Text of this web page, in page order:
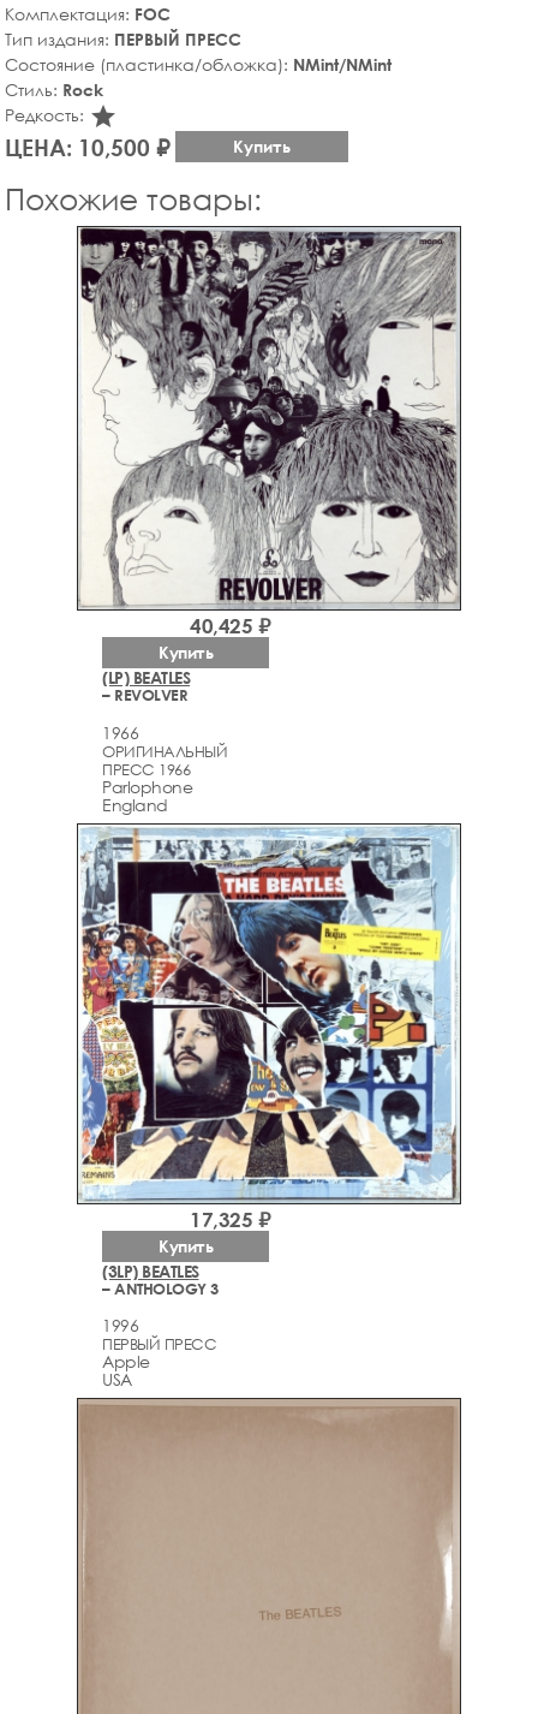
Комплектация: FOC
Тип издания: ПЕРВЫЙ ПРЕСС
Состояние (пластинка/обложка): NMint/NMint
Стиль: Rock
Редкость: star_rate
ЦЕНА: 10,500 ₽ Купить
Похожие товары:
(LP) BEATLES
– REVOLVER
1966
ОРИГИНАЛЬНЫЙ
ПРЕСС 1966
Parlophone
England
40,425 ₽
Купить
(3LP) BEATLES
– ANTHOLOGY 3
1996
ПЕРВЫЙ ПРЕСС
Apple
USA
17,325 ₽
Купить